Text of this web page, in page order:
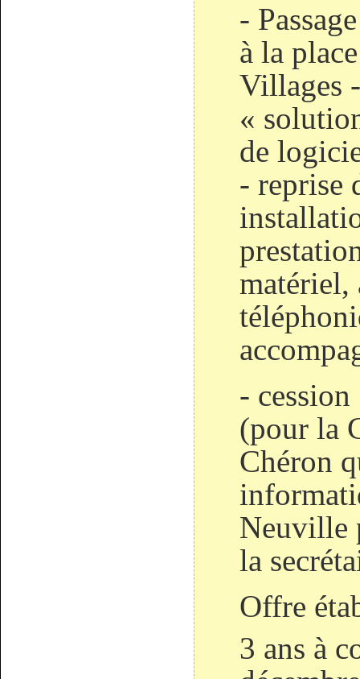
-
à la
Villages
«
de
- reprise
matériel,
-
(pour la
Chéron
Neuville
la
Offre
3 ans à